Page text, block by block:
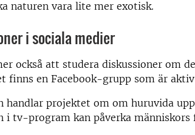
naturen vara lite mer exotisk.
i sociala medier
också att studera diskussioner om
finns en Facebook-grupp som är
handlar projektet om om huruvida
i tv-program kan påverka